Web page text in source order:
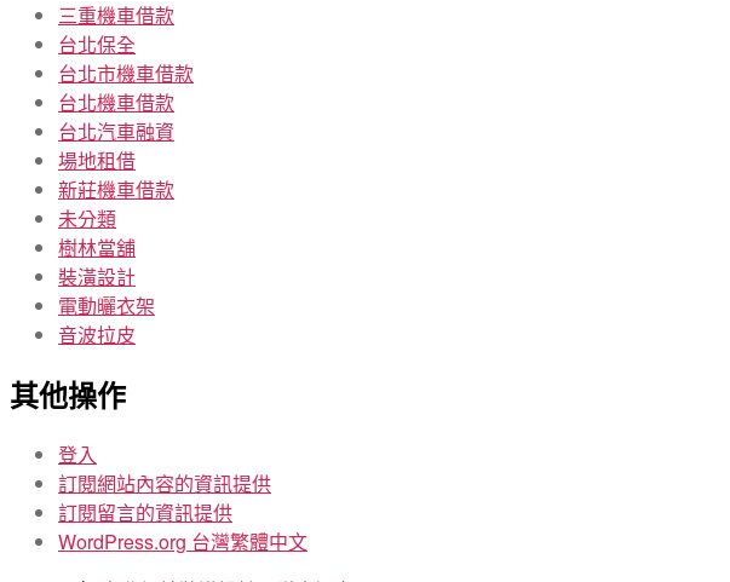
三重機車借款
台北保全
台北市機車借款
台北機車借款
台北汽車融資
場地租借
新莊機車借款
未分類
樹林當舖
裝潢設計
電動曬衣架
音波拉皮
其他操作
登入
訂閱網站內容的資訊提供
訂閱留言的資訊提供
WordPress.org 台灣繁體中文